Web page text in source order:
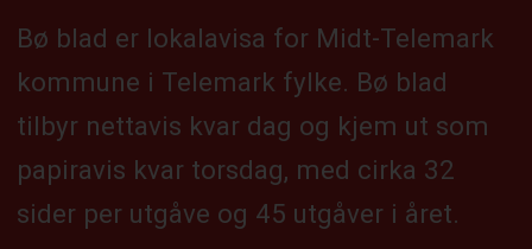
Bø blad er lokalavisa for Midt-Telemark
kommune i Telemark fylke. Bø blad
tilbyr nettavis kvar dag og kjem ut som
papiravis kvar torsdag, med cirka 32
sider per utgåve og 45 utgåver i året.